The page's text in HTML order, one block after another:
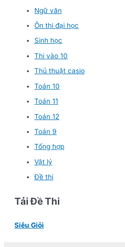
Ngữ văn
Ôn thi đại học
Sinh học
Thi vào 10
Thủ thuật casio
Toán 10
Toán 11
Toán 12
Toán 9
Tổng hợp
Vật lý
Đề thi
Tải Đề Thi
Siêu Giỏi